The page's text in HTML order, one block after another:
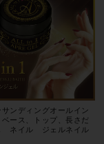
サンディングオールイン
ース、トップ、長さだ
ネイル ジェルネイル